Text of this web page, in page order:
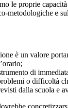
le proprie
metodologiche e
è un valore
di
o difficoltà
dalla scuola e